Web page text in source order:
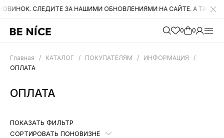
СЛЕДИТЕ ЗА НАШИМИ ОБНОВЛЕНИЯМИ НА САЙТЕ. А ТАКЖЕ БЫЛИ
0 0
Главная / КАТАЛОГ / ПОКУПАТЕЛЯМ / ИНФОРМАЦИЯ
/
ОПЛАТА
ОПЛАТА
ПОКАЗАТЬ ФИЛЬТР
СОРТИРОВАТЬ ПОНОВИЗНЕ